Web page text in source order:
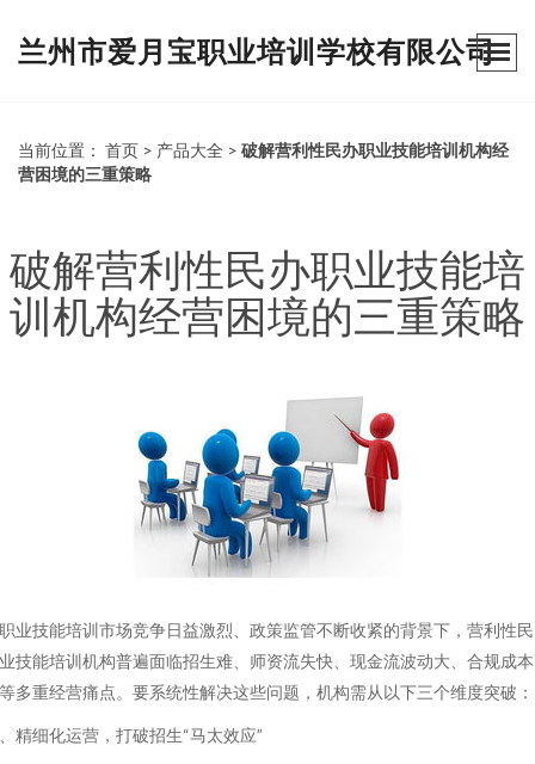
兰州市爱月宝职业培训学校有限公司
当前位置： 首页 > 产品大全 > 破解营利性民办职业技能培训机构经
营困境的三重策略
破解营利性民办职业技能培
训机构经营困境的三重策略
业技能培训市场竞争日益激烈、政策监管不断收紧的背景下，营利性
技能培训机构普遍面临招生难、师资流失快、现金流波动大、合规成
多重经营痛点。要系统性解决这些问题，机构需从以下三个维度突破：
精细化运营，打破招生“马太效应”